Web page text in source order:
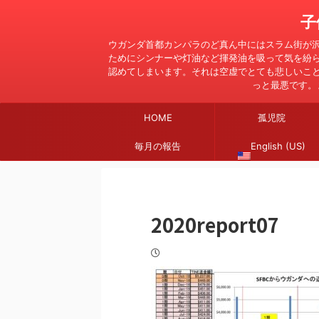
ウガンダ首都カンパラのど真ん中にはスラム街
ためにシンナーや灯油など揮発油を吸って気を
認めてしまいます。それは空虚でとても悲しいこ
っと最悪です
HOME 孤児院
毎月の報告 English (US)
2020report07